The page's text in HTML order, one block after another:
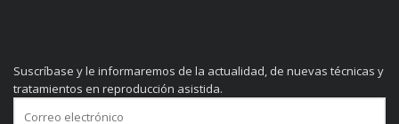
Suscríbase y le informaremos de la actualidad, de nuevas técnicas y
tratamientos en reproducción asistida.